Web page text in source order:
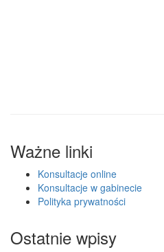
Ważne linki
Konsultacje online
Konsultacje w gabinecie
Polityka prywatności
Ostatnie wpisy